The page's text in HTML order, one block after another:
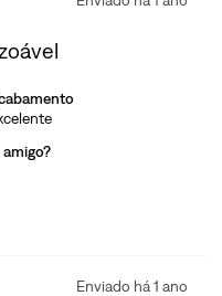
Enviado há1 ano